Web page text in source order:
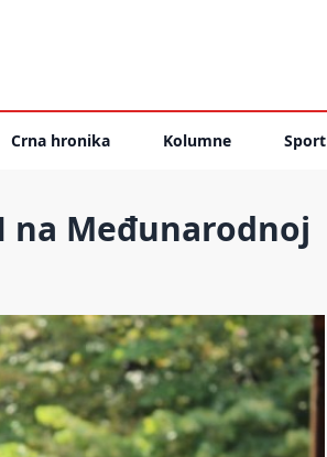
Crna hronika Kolumne Sport
na Međunarodnoj